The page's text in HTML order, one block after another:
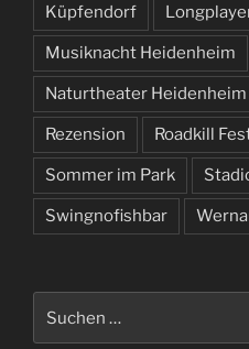
Küpfendorf
Musiknacht Heidenheim
Naturtheater Heidenheim
Rezension Roadkill
Sommer im Park
Swingnofishbar